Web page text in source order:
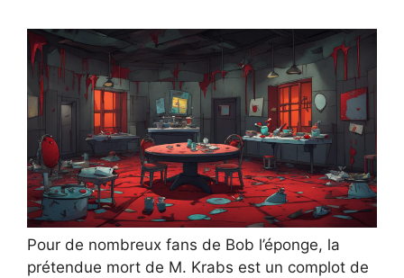
Pour de nombreux fans de Bob l’éponge, la
prétendue mort de M. Krabs est un complot de